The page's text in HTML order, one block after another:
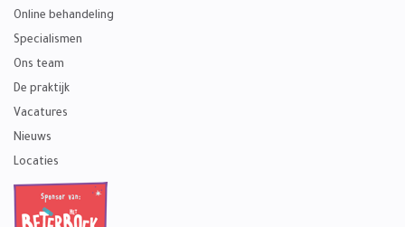
Online behandeling
Specialismen
Ons team
De praktijk
Vacatures
Nieuws
Locaties